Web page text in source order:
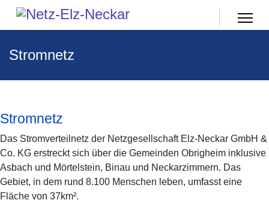
Stromnetz
Stromnetz
Das Stromverteilnetz der Netzgesellschaft Elz-Neckar GmbH &
Co. KG erstreckt sich über die Gemeinden Obrigheim inklusive
Asbach und Mörtelstein, Binau und Neckarzimmern. Das
Gebiet, in dem rund 8.100 Menschen leben, umfasst eine
Fläche von 37km².